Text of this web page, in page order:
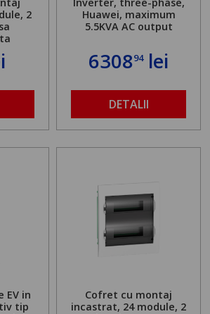
2
Huawei, maximum
5.5KVA AC output
630894lei
DETALII
EV in
tip
Cofret cu montaj
incastrat, 24 module, 2